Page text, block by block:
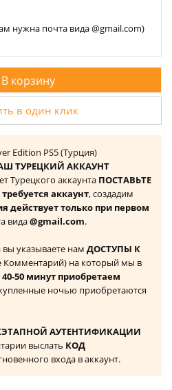
нужна почта вида @gmail.com)
В корзину
в один клик
Edition PS5 (Турция)
ТУРЕЦКИЙ АККАУНТ
Турецкого аккаунта ПОСТАВЬТЕ
аккаунт, создадим
действует только при первом
вида@gmail.com.
указываете нам ДОСТУПЫ К
Комментарий) на который мы в
50 минут приобретаем
ночью приобретаются
АУТЕНТИФИКАЦИИ
выслать КОД
входа в аккаунт.